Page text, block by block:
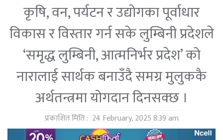
कृषि, वन, पर्यटन र उद्योगका पूर्वाधार
विकास र विस्तार गर्न सके लुम्बिनी प्रदेशले
‘समृद्ध लुम्बिनी, आत्मनिर्भर प्रदेश’ को
नारालाई सार्थक बनाउँदै समग्र मुलुककै
अर्थतन्त्रमा योगदान दिनसक्छ ।
प्रकाशित मिति : 24 February, 2025 8:39 am